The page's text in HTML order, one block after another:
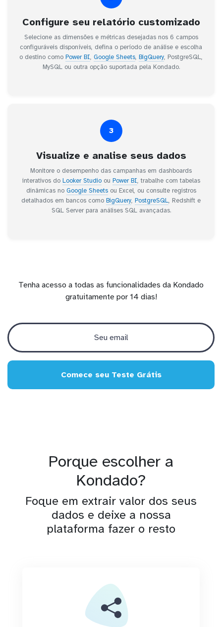
Configure seu relatório customizado
Selecione as dimensões e métricas desejadas nos 6 campos
configuráveis disponíveis, defina o período de análise e escolha
o destino como Power BI, Google Sheets, BigQuery, PostgreSQL,
MySQL ou outra opção suportada pela Kondado.
3
Visualize e analise seus dados
Monitore o desempenho das campanhas em dashboards
interativos do Looker Studioou Power BI, trabalhe com tabelas
dinâmicas no Google Sheetsou Excel, ou consulte registros
detalhados em bancos como BigQuery, PostgreSQL, Redshift e
SQL Server para análises SQL avançadas.
Tenha acesso a todas as funcionalidades da Kondado
gratuitamente por 14 dias!
Comece seu Teste Grátis
Porque escolher a
Kondado?
Foque em extrair valor dos seus
dados e deixe a nossa
plataforma fazer o resto